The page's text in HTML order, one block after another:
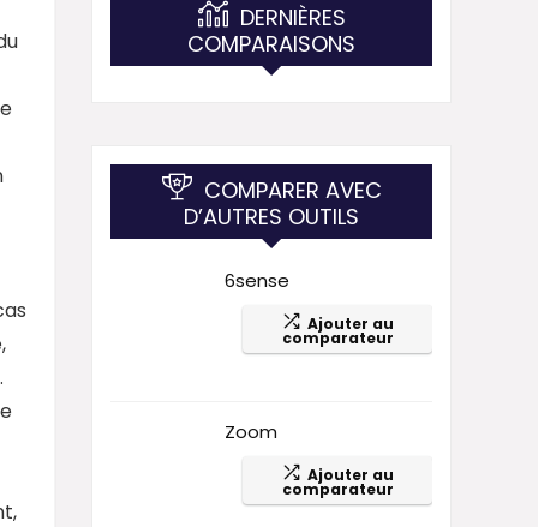
DERNIÈRES
COMPARAISONS
COMPARER AVEC
D’AUTRES OUTILS
6sense
Ajouter au
comparateur
Zoom
Ajouter au
comparateur